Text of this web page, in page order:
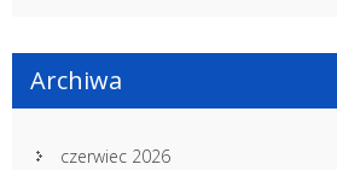
Archiwa
czerwiec 2026